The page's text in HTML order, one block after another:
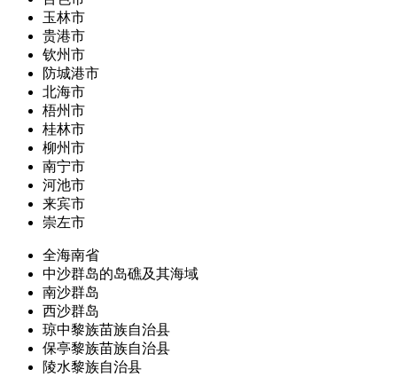
玉林市
贵港市
钦州市
防城港市
北海市
梧州市
桂林市
柳州市
南宁市
河池市
来宾市
崇左市
全海南省
中沙群岛的岛礁及其海域
南沙群岛
西沙群岛
琼中黎族苗族自治县
保亭黎族苗族自治县
陵水黎族自治县